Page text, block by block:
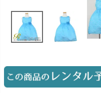
Angel's Photo Studio